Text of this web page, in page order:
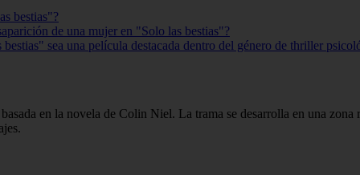
bestias"?
de una mujer en "Solo las bestias"?
sea una película destacada dentro del género de thriller
en la novela de Colin Niel. La trama se desarrolla en una zona